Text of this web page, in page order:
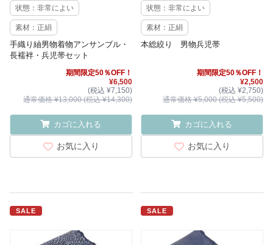
状態：非常によい
素材：正絹
手織り紬男物着物アンサンブル・
長襦袢・兵児帯セット
期間限定50％OFF！
¥6,500
(税込 ¥7,150)
通常価格 ¥13,000 (税込 ¥14,300)
カゴに入れる
お気に入り
状態：非常によい
素材：正絹
本総絞り 男物兵児帯
期間限定50％OFF！
¥2,500
(税込 ¥2,750)
通常価格 ¥5,000 (税込 ¥5,500)
カゴに入れる
お気に入り
SALE SALE